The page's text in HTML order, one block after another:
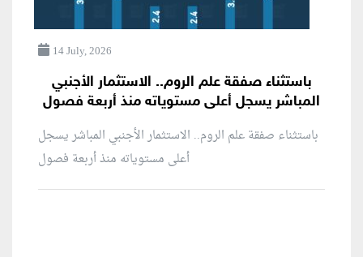
14 July, 2026
باستثناء صفقة علم الروم.. الاستثمار الأجنبي
المباشر يسجل أعلى مستوياته منذ أربعة فصول
باستثناء صفقة علم الروم.. الاستثمار الأجنبي المباشر يسجل
أعلى مستوياته منذ أربعة فصول